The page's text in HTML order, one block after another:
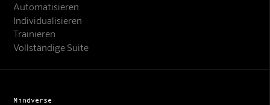
Automatisieren
Individualisieren
Trainieren
Vollständige Suite
Mindverse